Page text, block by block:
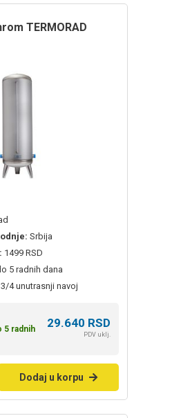
TERMORAD
Srbija
1499 RSD
5 radnih dana
3/4 unutrasnji navoj
5 radnih
29.640 RSD
PDV uklj.
Dodaj u korpu